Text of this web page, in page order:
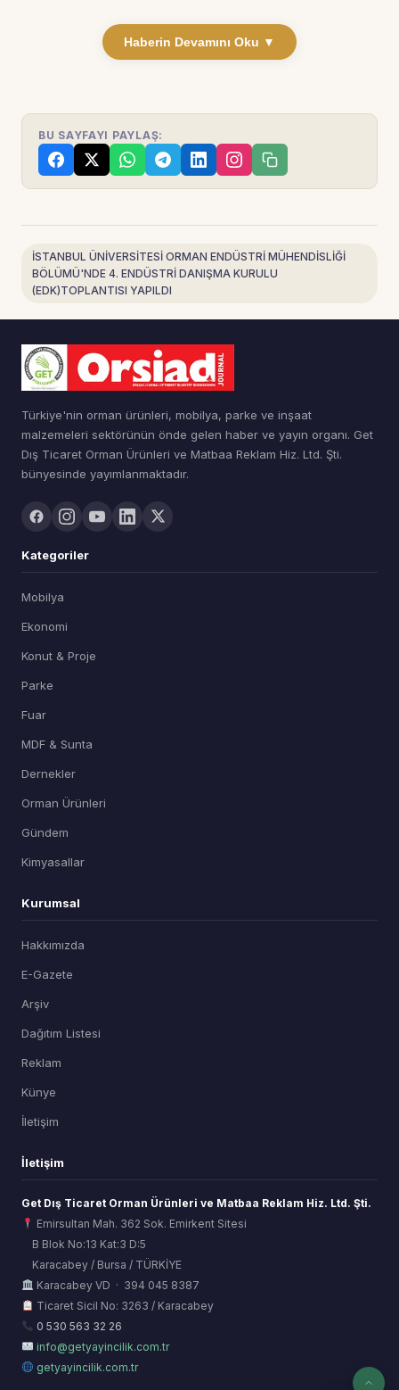
Haberin Devamını Oku ▼
BU SAYFAYI PAYLAŞ:
İSTANBUL ÜNİVERSİTESİ ORMAN ENDÜSTRİ MÜHENDİSLİĞİ
BÖLÜMÜ'NDE 4. ENDÜSTRİ DANIŞMA KURULU
(EDK)TOPLANTISI YAPILDI
Türkiye'nin orman ürünleri, mobilya, parke ve inşaat
malzemeleri sektörünün önde gelen haber ve yayın organı. Get
Dış Ticaret Orman Ürünleri ve Matbaa Reklam Hiz. Ltd. Şti.
bünyesinde yayımlanmaktadır.
Kategoriler
Mobilya
Ekonomi
Konut & Proje
Parke
Fuar
MDF & Sunta
Dernekler
Orman Ürünleri
Gündem
Kimyasallar
Kurumsal
Hakkımızda
E-Gazete
Arşiv
Dağıtım Listesi
Reklam
Künye
İletişim
İletişim
Get Dış Ticaret Orman Ürünleri ve Matbaa Reklam Hiz. Ltd. Şti.
Emirsultan Mah. 362 Sok. Emirkent Sitesi
B Blok No:13 Kat:3 D:5
Karacabey / Bursa / TÜRKİYE
Karacabey VD · 394 045 8387
Ticaret Sicil No: 3263 / Karacabey
0 530 563 32 26
info@getyayincilik.com.tr
getyayincilik.com.tr
ORSİAD AI
Sektörel Hafıza Asistanı